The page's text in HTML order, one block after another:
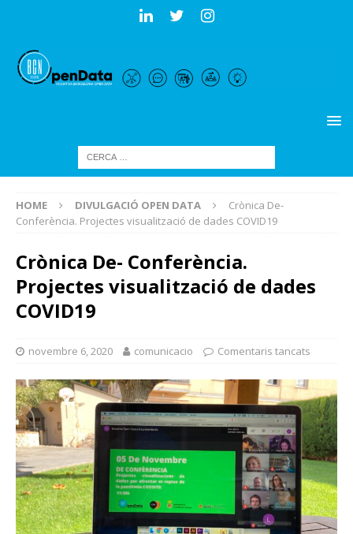
HOME DIVULGACIÓ OPEN DATA
Crònica De-
Conferència. Projectes visualització de dades COVID19
Crònica De- Conferència.
Projectes visualització de dades
COVID19
novembre 6, 2020 comunicacio Comentaris tancats